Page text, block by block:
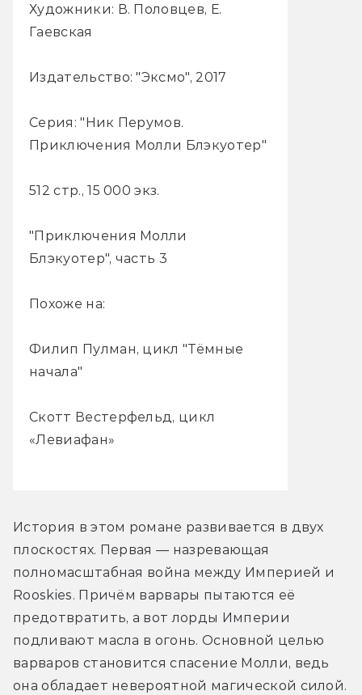
Художники: В. Половцев, Е.
Гаевская
Издательство: "Эксмо", 2017
Серия: "Ник Перумов.
Приключения Молли Блэкуотер"
512 стр., 15 000 экз.
"Приключения Молли
Блэкуотер", часть 3
Похоже на:
Филип Пулман, цикл "Тёмные
начала"
Скотт Вестерфельд, цикл
«Левиафан»
История в этом романе развивается в двух
плоскостях. Первая — назревающая
полномасштабная война между Империей и
Rooskies. Причём варвары пытаются её
предотвратить, а вот лорды Империи
подливают масла в огонь. Основной целью
варваров становится спасение Молли, ведь
она обладает невероятной магической силой.